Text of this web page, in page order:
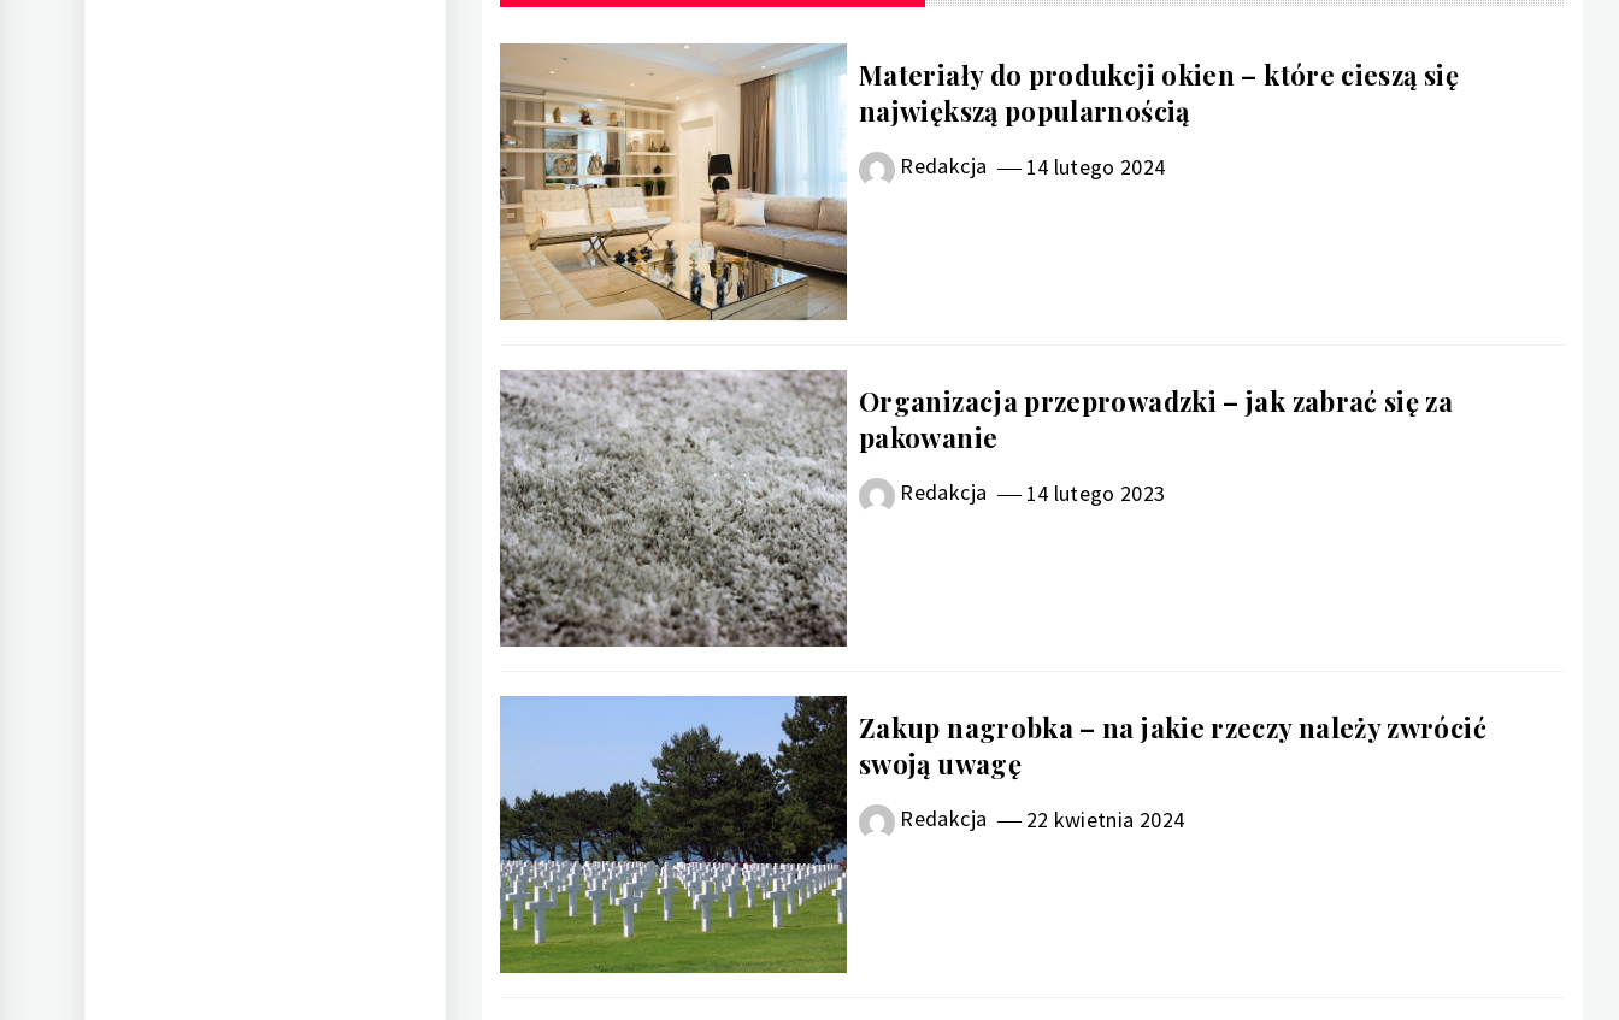
Materiały do produkcji okien – które cieszą się
największą popularnością
Redakcja 14 lutego 2024
Organizacja przeprowadzki – jak zabrać się za
pakowanie
Redakcja 14 lutego 2023
Zakup nagrobka – na jakie rzeczy należy zwrócić
swoją uwagę
Redakcja 22 kwietnia 2024